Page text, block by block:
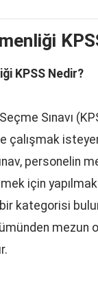
KPSS Nedir?
Sınavı
çalışmak
personelin
için
kategorisi
mezun